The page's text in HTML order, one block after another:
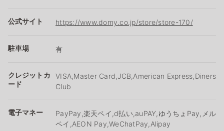
公式サイト https://www.domy.co.jp/store/store-170/
駐車場 有
クレジットカ
ード
VISA,Master Card,JCB,American Express,Diners
Club
電子マネー
PayPay,楽天ペイ,d払い,auPAY,ゆうちょPay,メル
ペイ,AEON Pay,WeChatPay,Alipay